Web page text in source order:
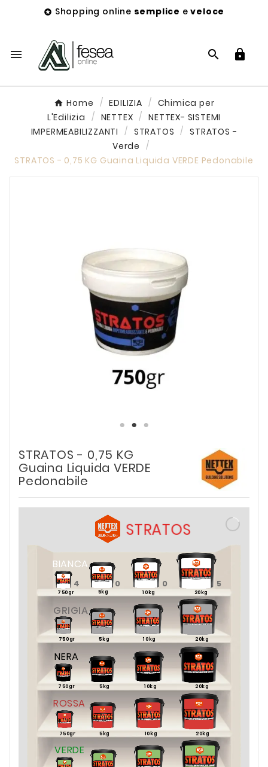
 Shopping online semplice eveloce
  
Home EDILIZIA
Chimica per
L'Edilizia
NETTEX
NETTEX- SISTEMI
IMPERMEABILIZZANTI
STRATOS
STRATOS -
Verde
STRATOS - 0,75 KG Guaina Liquida VERDE Pedonabile
STRATOS - 0,75 KG
Guaina Liquida VERDE
Pedonabile
BIANCA
GRIGIA
NERA
ROSSA
VERDE
STRATOS
750gr 5kg
5kg
5kg
5kg
20kg
20kg
20kg
20kg
10kg
10kg
10kg
10kg
750gr
750gr
750gr
4
0
0
10
0
0 10
5